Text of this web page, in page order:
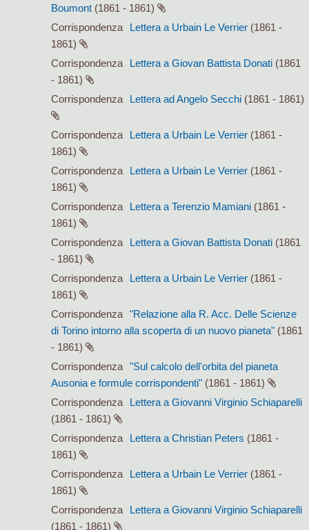
Boumont (1861 - 1861)
Corrispondenza
Lettera a Urbain Le Verrier (1861 -
1861)
Corrispondenza
Lettera a Giovan Battista Donati (1861
- 1861)
Corrispondenza
Lettera ad Angelo Secchi (1861 - 1861)
Corrispondenza Lettera a Urbain Le Verrier (1861 -
1861)
Corrispondenza
Lettera a Urbain Le Verrier (1861 -
1861)
Corrispondenza
Lettera a Terenzio Mamiani (1861 -
1861)
Corrispondenza
Lettera a Giovan Battista Donati (1861
- 1861)
Corrispondenza
Lettera a Urbain Le Verrier (1861 -
1861)
Corrispondenza
"Relazione alla R. Acc. Delle Scienze
di Torino intorno alla scoperta di un nuovo pianeta" (1861
- 1861)
Corrispondenza
"Sul calcolo dell'orbita del pianeta
Ausonia e formule corrispondenti" (1861 - 1861)
Corrispondenza
Lettera a Giovanni Virginio Schiaparelli
(1861 - 1861)
Corrispondenza
Lettera a Christian Peters (1861 -
1861)
Corrispondenza
Lettera a Urbain Le Verrier (1861 -
1861)
Corrispondenza
Lettera a Giovanni Virginio Schiaparelli
(1861 - 1861)